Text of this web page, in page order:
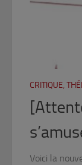
CRITIQUE,
Voici la